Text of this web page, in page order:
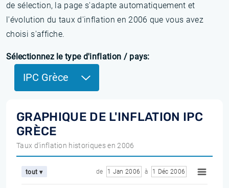
de sélection, la page s'adapte automatiquement et
l'évolution du taux d'inflation en 2006 que vous avez
choisi s'affiche.
Sélectionnez le type d'inflation / pays:
IPC Grèce
GRAPHIQUE DE L'INFLATION IPC
GRÈCE
Taux d'inflation historiques en 2006
tout ▾ de 1 Jan 2006 à 1 Déc 2006